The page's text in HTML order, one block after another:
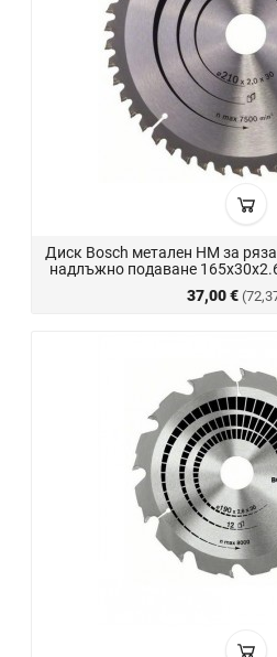
Диск Bosch метален HM за
надлъжно подаване
37,00 €